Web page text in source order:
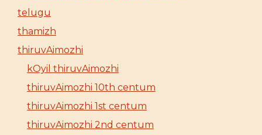
telugu
thamizh
thiruvAimozhi
kOyil thiruvAimozhi
thiruvAimozhi 10th centum
thiruvAimozhi 1st centum
thiruvAimozhi 2nd centum